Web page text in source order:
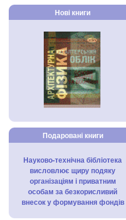
Нові книги
Подаровані книги
Науково-технічна бібліотека
висловлює щиру подяку
організаціям і приватним
особам за безкорисливий
внесок у формування фондів